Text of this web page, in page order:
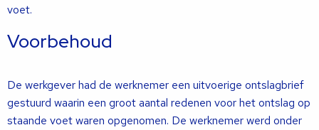
voet.
Voorbehoud
De werkgever had de werknemer een uitvoerige ontslagbrief
gestuurd waarin een groot aantal redenen voor het ontslag op
staande voet waren opgenomen. De werknemer werd onder